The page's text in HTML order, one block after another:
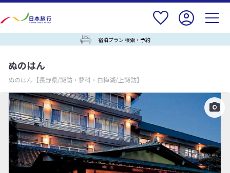
宿泊プラン 検索・予約
ぬのはん
ぬのはん 【長野県/諏訪・蓼科・白樺湖/上諏訪】